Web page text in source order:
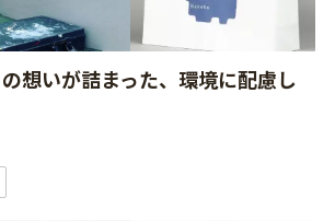
想いが詰まった、環境に配慮し